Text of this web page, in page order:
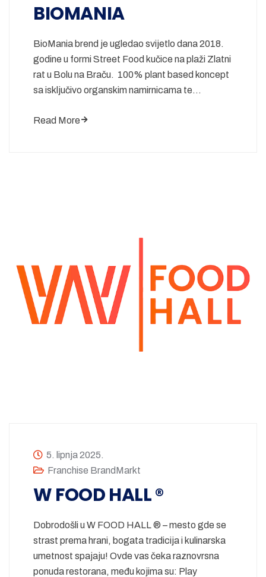
BIOMANIA
BioMania brend je ugledao svijetlo dana 2018.
godine u formi Street Food kučice na plaži Zlatni
rat u Bolu na Braču. 100% plant based koncept
sa isključivo organskim namirnicama te…
Read More
5. lipnja 2025.
Franchise BrandMarkt
W FOOD HALL ®
Dobrodošli u W FOOD HALL ® – mesto gde se
strast prema hrani, bogata tradicija i kulinarska
umetnost spajaju! Ovde vas čeka raznovrsna
ponuda restorana, među kojima su: Play